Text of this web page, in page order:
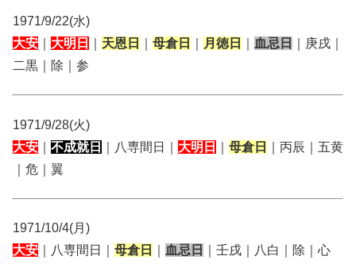
1971/9/22(水)
大安
大明日 天恩日 母倉日 月徳日 血忌日
｜庚戌｜
二黒｜除｜参
1971/9/28(火)
大安
不成就日 ｜八専間日｜ 大明日 母倉日
｜丙辰｜五黄
｜危｜翼
1971/10/4(月)
大安 ｜八専間日｜ 母倉日 血忌日 ｜壬戌｜八白｜除｜心